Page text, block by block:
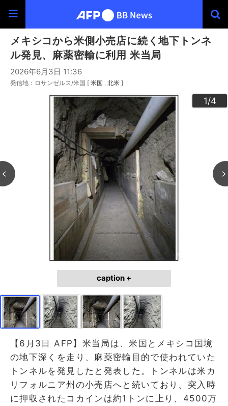
メキシコから米側小売店に続く地下トンネ
ル発見、麻薬密輸に利用 米当局
2026年6月3日 11:36
発信地：ロサンゼルス/米国 [ 米国 北米 ]
1/4
2/4
3/4
4/4
caption +
【6月3日 AFP】米当局は、米国とメキシコ国境
の地下深くを走り、麻薬密輸目的で使われていた
トンネルを発見したと発表した。トンネルは米カ
リフォルニア州の小売店へと続いており、突入時
に押収されたコカインは約1トンに上り、4500万